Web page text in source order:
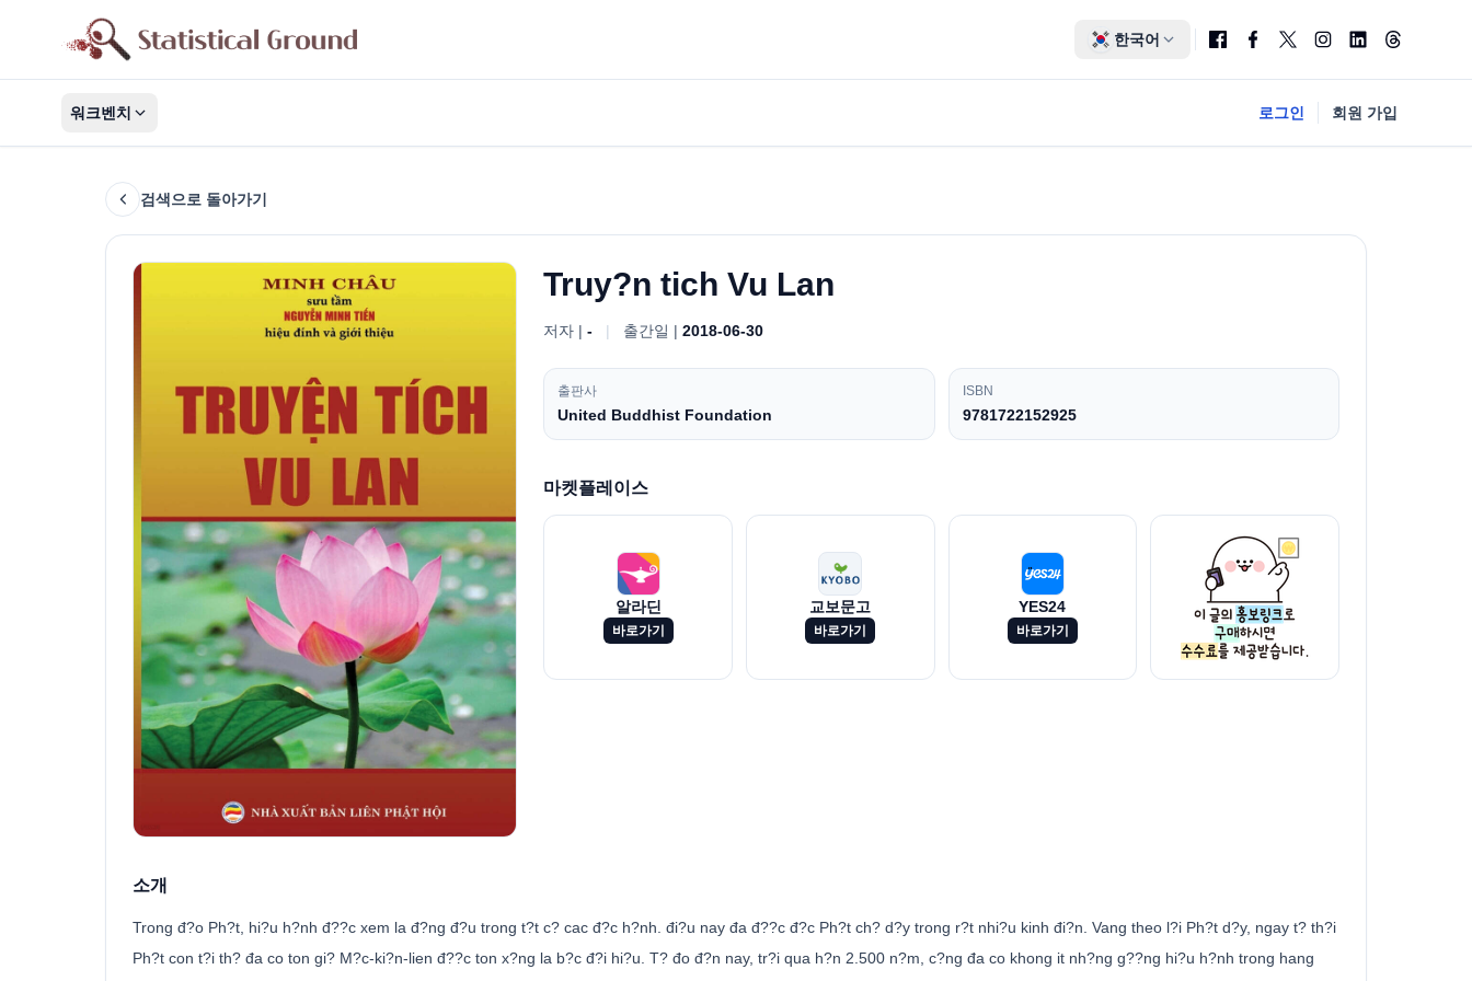
한국어
워크벤치 로그인 회원 가입
검색으로 돌아가기
Truy?n tich Vu Lan
저자 |- | 출간일 |2018-06-30
출판사
United Buddhist Foundation
ISBN
9781722152925
마켓플레이스
알라딘
바로가기
교보문고
바로가기
YES24
바로가기
소개
Trong đ?o Ph?t, hi?u h?nh đ??c xem la đ?ng đ?u trong t?t c? cac đ?c h?nh. đi?u nay đa đ??c đ?c Ph?t ch? d?y trong r?t nhi?u kinh đi?n. Vang theo l?i Ph?t d?y, ngay t? th?i
Ph?t con t?i th? đa co ton gi? M?c-ki?n-lien đ??c ton x?ng la b?c đ?i hi?u. T? đo đ?n nay, tr?i qua h?n 2.500 n?m, c?ng đa co khong it nh?ng g??ng hi?u h?nh trong hang